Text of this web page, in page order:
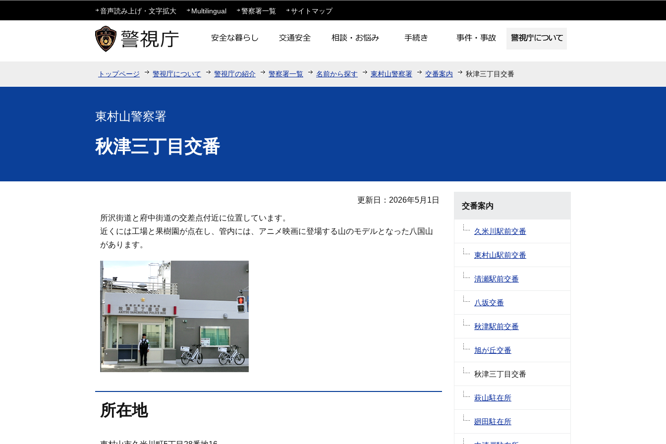
このページの本文へ移動
音声読み上げ・文字拡大 Multilingual 警察署一覧 サイトマップ
トップページ 警視庁について 警視庁の紹介 警察署一覧 名前から探す 東村山警察署 交番案内 秋津三丁目交番
東村山警察署
秋津三丁目交番
更新日：2026年5月1日
所沢街道と府中街道の交差点付近に位置しています。
近くには工場と果樹園が点在し、管内には、アニメ映画に登場する山のモデルとなった八国山
があります。
所在地
交番案内
久米川駅前交番
東村山駅前交番
清瀬駅前交番
八坂交番
秋津駅前交番
旭が丘交番
秋津三丁目交番
萩山駐在所
廻田駐在所